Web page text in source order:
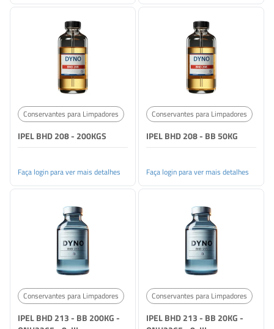
Conservantes para Limpadores
IPEL BHD 208 - 200KGS
Faça login para ver mais detalhes
Conservantes para Limpadores
IPEL BHD 208 - BB 50KG
Faça login para ver mais detalhes
Conservantes para Limpadores
IPEL BHD 213 - BB 200KG -
Conservantes para Limpadores
IPEL BHD 213 - BB 20KG -